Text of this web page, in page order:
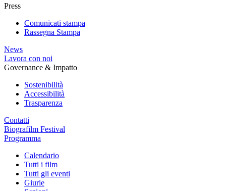
Press
Comunicati stampa
Rassegna Stampa
News
Lavora con noi
Governance & Impatto
Sostenibilità
Accessibilità
Trasparenza
Contatti
Biografilm Festival
Programma
Calendario
Tutti i film
Tutti gli eventi
Giurie